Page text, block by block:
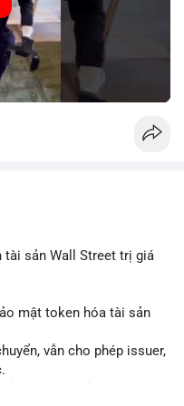
tài sản Wall Street trị giá
mật token hóa tài sản
vẫn cho phép issuer,